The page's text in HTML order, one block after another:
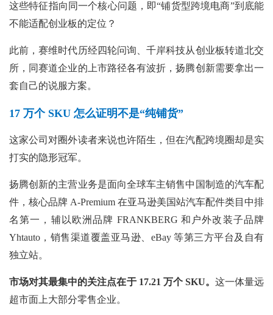
这些特征指向同一个核心问题，即“铺货型跨境电商”到底能
不能适配创业板的定位？
此前，赛维时代历经四轮问询、千岸科技从创业板转道北交
所，同赛道企业的上市路径各有波折，扬腾创新需要拿出一
套自己的说服方案。
17 万个 SKU 怎么证明不是“纯铺货”
这家公司对圈外读者来说也许陌生，但在汽配跨境圈却是实
打实的隐形冠军。
扬腾创新的主营业务是面向全球车主销售中国制造的汽车配
件，核心品牌 A-Premium 在亚马逊美国站汽车配件类目中排
名第一，辅以欧洲品牌 FRANKBERG 和户外改装子品牌
Yhtauto，销售渠道覆盖亚马逊、eBay 等第三方平台及自有
独立站。
市场对其最集中的关注点在于 17.21 万个 SKU。 这一体量远
超市面上大部分零售企业。